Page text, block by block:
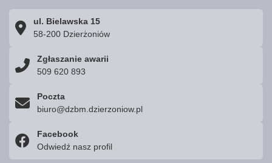
ul. Bielawska 15
58-200 Dzierżoniów
Zgłaszanie awarii
509 620 893
Poczta
biuro@dzbm.dzierzoniow.pl
Facebook
Odwiedź nasz profil